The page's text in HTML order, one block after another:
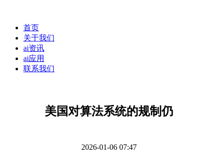
首页
关于我们
ai资讯
ai应用
联系我们
美国对算法系统的规制仍
2026-01-06 07:47